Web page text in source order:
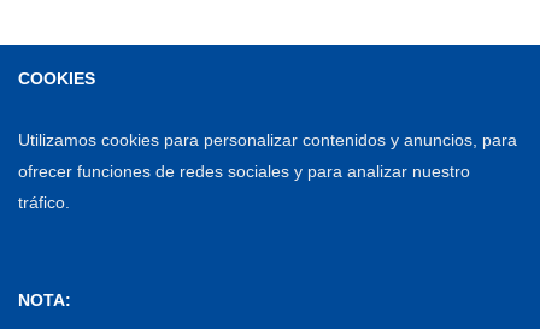
COOKIES
Utilizamos cookies para personalizar contenidos y anuncios, para
ofrecer funciones de redes sociales y para analizar nuestro
tráfico.
NOTA: